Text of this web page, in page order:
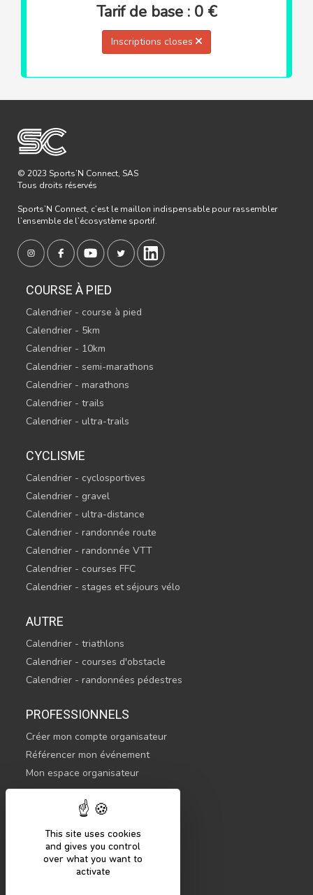
This site uses cookies
and gives you control
over what you want to
activate
Tarif de base : 0 €
Inscriptions closes
© 2023 Sports’N Connect, SAS
Tous droits réservés
Sports’N Connect, c’est le maillon indispensable pour rassembler
l’ensemble de l’écosystème sportif.
COURSE À PIED
Calendrier - course à pied
Calendrier - 5km
Calendrier - 10km
Calendrier - semi-marathons
Calendrier - marathons
Calendrier - trails
Calendrier - ultra-trails
CYCLISME
Calendrier - cyclosportives
Calendrier - gravel
Calendrier - ultra-distance
Calendrier - randonnée route
Calendrier - randonnée VTT
Calendrier - courses FFC
Calendrier - stages et séjours vélo
AUTRE
Calendrier - triathlons
Calendrier - courses d'obstacle
Calendrier - randonnées pédestres
PROFESSIONNELS
Créer mon compte organisateur
Référencer mon événement
Mon espace organisateur
CONTACTEZ-NOUS
COMMENCER